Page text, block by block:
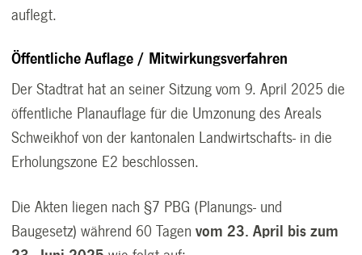
auflegt.
Öffentliche Auflage / Mitwirkungsverfahren
Der Stadtrat hat an seiner Sitzung vom 9. April 2025 die
öffentliche Planauflage für die Umzonung des Areals
Schweikhof von der kantonalen Landwirtschafts- in die
Erholungszone E2 beschlossen.
Die Akten liegen nach §7 PBG (Planungs- und
Baugesetz) während 60 Tagenvom 23. April bis zum